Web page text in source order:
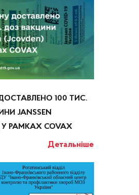
ДОСТАВЛЕНО 100 ТИС.
JANSSEN
У РАМКАХ COVAX
Детальніше